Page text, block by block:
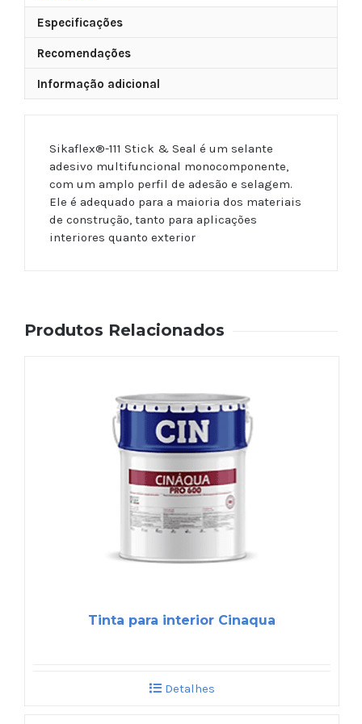
Especificações
Recomendações
Informação adicional
Sikaflex®-111 Stick & Seal é um selante
adesivo multifuncional monocomponente,
com um amplo perfil de adesão e selagem.
Ele é adequado para a maioria dos materiais
de construção, tanto para aplicações
interiores quanto exterior
Produtos Relacionados
Tinta para interior Cinaqua
Detalhes